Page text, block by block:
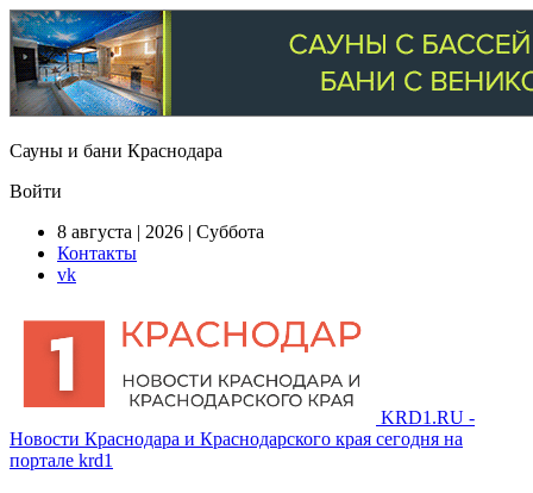
Сауны и бани Краснодара
Войти
8 августа | 2026 | Суббота
Контакты
vk
KRD1.RU -
Новости Краснодара и Краснодарского края сегодня на
портале krd1